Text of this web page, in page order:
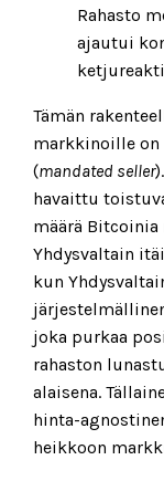
Rahasto
ajautui
Tämän
markkinoille on
(mandated seller
havaittu
määrä Bitcoinia
Yhdysvaltain
kun
joka purkaa
rahaston
alaisena.
hinta-
heikkoon